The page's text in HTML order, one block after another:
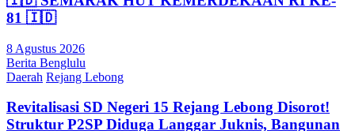
81 🇮🇩
8 Agustus 2026
Berita Benglulu
Daerah Rejang Lebong
Revitalisasi SD Negeri 15 Rejang Lebong Disorot!
Struktur P2SP Diduga Langgar Juknis, Bangunan